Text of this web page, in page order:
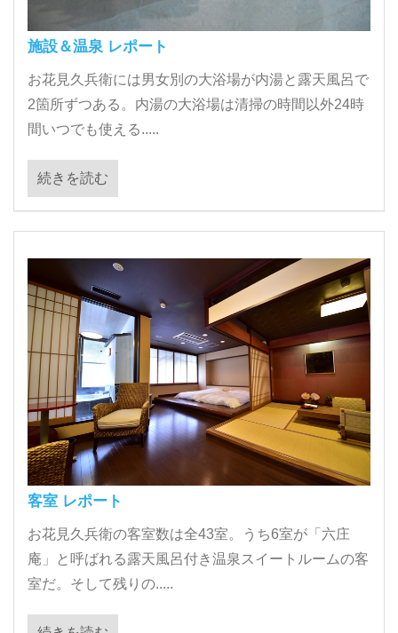
施設＆温泉 レポート
お花見久兵衛には男女別の大浴場が内湯と露天風呂で
2箇所ずつある。内湯の大浴場は清掃の時間以外24時
間いつでも使える.....
続きを読む
客室 レポート
お花見久兵衛の客室数は全43室。うち6室が「六庄
庵」と呼ばれる露天風呂付き温泉スイートルームの客
室だ。そして残りの.....